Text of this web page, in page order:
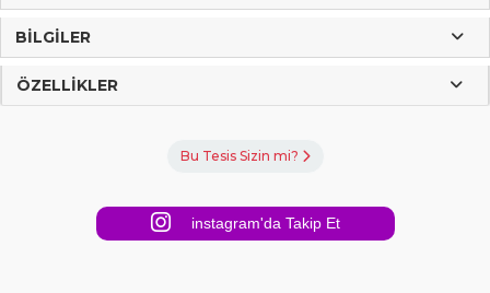
BILGILER
ÖZELLIKLER
Bu Tesis Sizin mi?
instagram'da Takip Et